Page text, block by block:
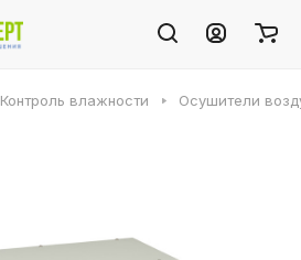
Контроль влажности Осушители